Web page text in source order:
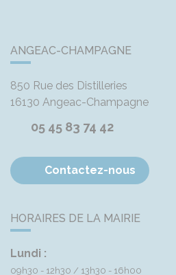
ANGEAC-CHAMPAGNE
850 Rue des Distilleries
16130 Angeac-Champagne
05 45 83 74 42
Contactez-nous
HORAIRES DE LA MAIRIE
Lundi :
09h30 - 12h30 13h30 - 16h00